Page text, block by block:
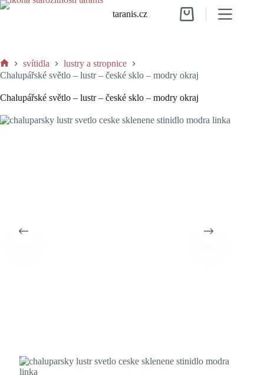
Skip
taranis.cz
Shopping
Home
svítidla
lustry a stropnice
Chalupářské světlo – lustr – české sklo – modry okraj
Chalupářské světlo – lustr – české sklo – modry okraj